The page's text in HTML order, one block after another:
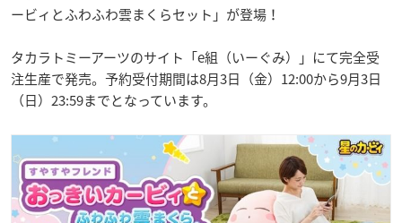
ービィとふわふわ雲まくらセット」が登場！
タカラトミーアーツのサイト「e組（いーぐみ）」にて完全受
注生産で発売。予約受付期間は8月3日（金）12:00から9月3日
（日）23:59までとなっています。